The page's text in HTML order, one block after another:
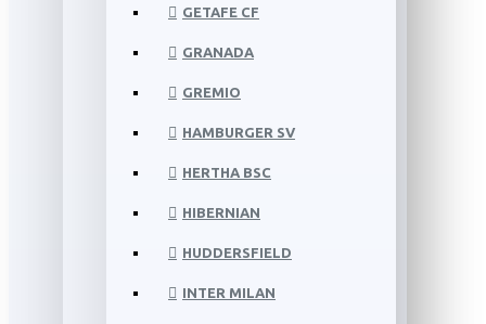
GETAFE CF
GRANADA
GREMIO
HAMBURGER SV
HERTHA BSC
HIBERNIAN
HUDDERSFIELD
INTER MILAN